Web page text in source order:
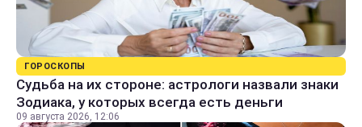
ГОРОСКОПЫ
Судьба на их стороне: астрологи назвали знаки
Зодиака, у которых всегда есть деньги
09 августа 2026, 12:06